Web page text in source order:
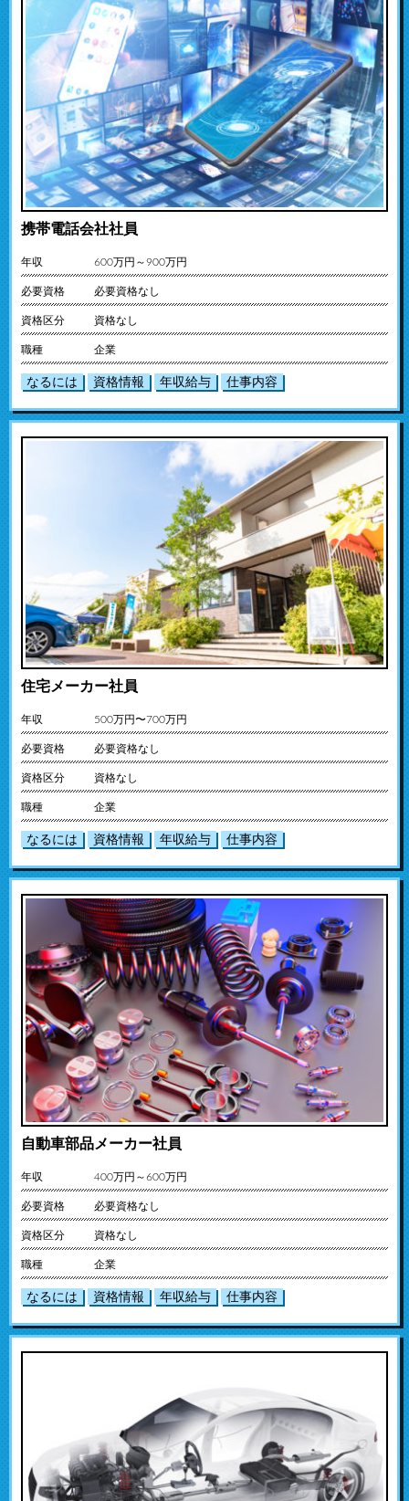
携帯電話会社社員
年収 600万円～900万円
必要資格 必要資格なし
資格区分 資格なし
職種 企業
なるには 資格情報 年収給与 仕事内容
住宅メーカー社員
年収 500万円〜700万円
必要資格 必要資格なし
資格区分 資格なし
職種 企業
なるには 資格情報 年収給与 仕事内容
自動車部品メーカー社員
年収 400万円～600万円
必要資格 必要資格なし
資格区分 資格なし
職種 企業
なるには 資格情報 年収給与 仕事内容